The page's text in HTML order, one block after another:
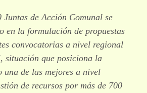
de Acción Comunal se
en la formulación de propuestas
convocatorias a nivel regional
situación que posiciona la
una de las mejores a nivel
de recursos por más de 700